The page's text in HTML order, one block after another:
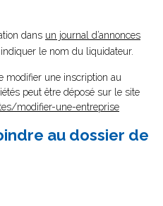
dans un journal d’annonces
indiquer le nom du liquidateur.
modifier une inscription au
peut être déposé sur le site
modifier-une-entreprise
au dossier de